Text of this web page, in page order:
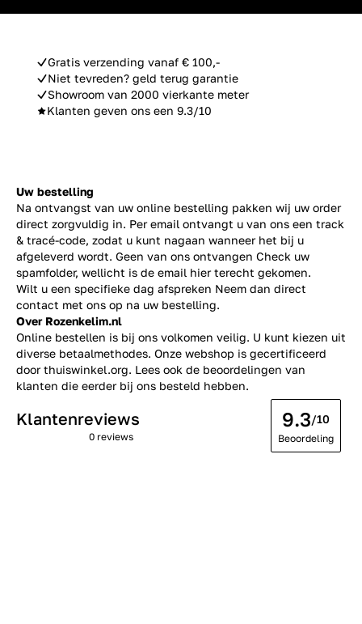
Gratis verzending vanaf € 100,-
Niet tevreden? geld terug garantie
Showroom van 2000 vierkante meter
Klanten geven ons een 9.3/10
Uw bestelling
Na ontvangst van uw online bestelling pakken wij uw order
direct zorgvuldig in. Per email ontvangt u van ons een track
& tracé-code, zodat u kunt nagaan wanneer het bij u
afgeleverd wordt. Geen van ons ontvangen Check uw
spamfolder, wellicht is de email hier terecht gekomen.
Wilt u een specifieke dag afspreken Neem dan direct
contact met ons op na uw bestelling.
Over Rozenkelim.nl
Online bestellen is bij ons volkomen veilig. U kunt kiezen uit
diverse betaalmethodes. Onze webshop is gecertificeerd
door thuiswinkel.org. Lees ook de beoordelingen van
klanten die eerder bij ons besteld hebben.
Klantenreviews
0 reviews
9.3/10
Beoordeling